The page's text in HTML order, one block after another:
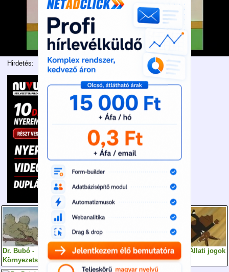
Hirdetés:
Dr. Bubó -
Környezetszennyezés
Dr. Bubó -
Játékszenvedély
Dr. Bubó - Állati jogok